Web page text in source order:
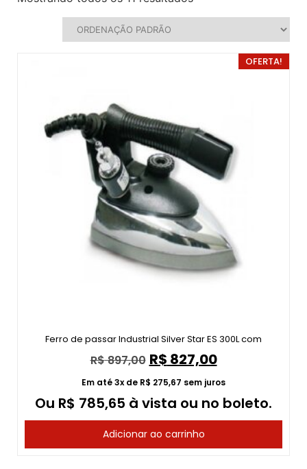
OFERTA!
Ferro de passar Industrial Silver Star ES 300L com
R$897,00 R$ 827,00
Em até 3x de R$ 275,67 sem juros
Ou R$ 785,65 à vista ou no boleto.
Adicionar ao carrinho